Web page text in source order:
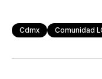
Cdmx Comunidad